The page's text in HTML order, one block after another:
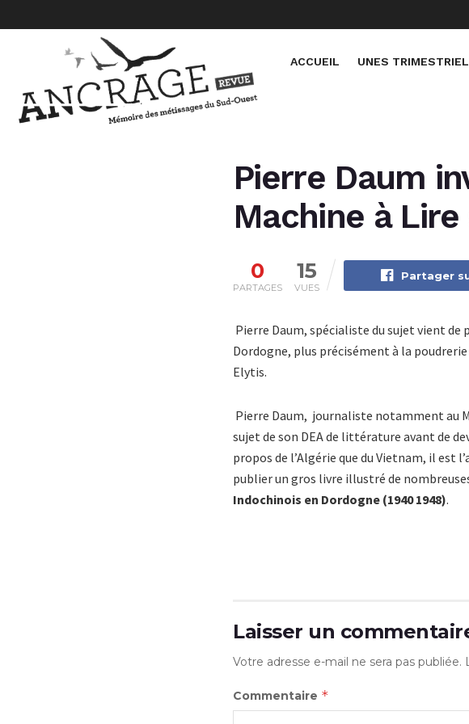
ACCUEIL UNES
Pierre Daum
Machine à Lire
0
PARTAGES
15
VUES
Partager
Pierre Daum, spécialiste du sujet vient
Dordogne, plus précisément à la
Elytis.
Pierre Daum, journaliste notamment au
sujet de son DEA de littérature avant de
propos de l’Algérie que du Vietnam, il est
publier un gros livre illustré de
Indochinois en Dordogne (1940 1948).
Laisser un
Votre adresse e-mail ne sera pas publiée.
Commentaire *